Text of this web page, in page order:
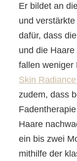
Er bildet an
und
dafür, dass
und die
fallen weniger
Skin
zudem, dass
Haare
ein bis zwei
mithilfe der